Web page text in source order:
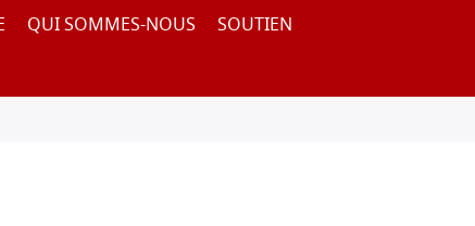
QUI SOMMES-NOUS
SOUTIEN